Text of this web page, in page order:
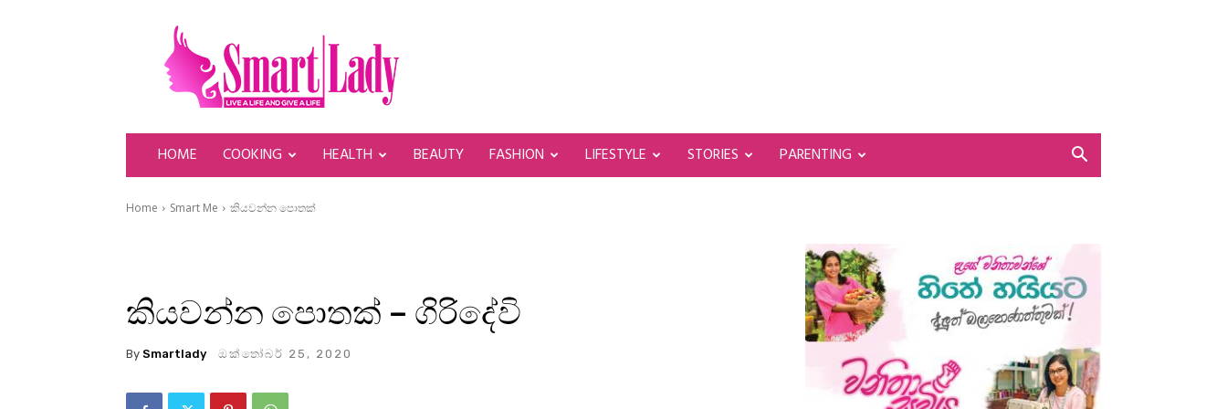
SmartLady
HOME COOKING HEALTH BEAUTY FASHION LIFESTYLE STORIES PARENTING
Home Smart Me කියවන්න පොතක්
කියවන්න පොතක් – ගිරිදේවි
By Smartlady ඔක්තෝබර් 25, 2020